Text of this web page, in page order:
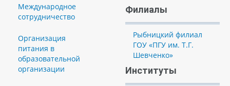
Международное
сотрудничество
Организация
питания в
образовательной
организации
Филиалы
Рыбницкий филиал
ГОУ «ПГУ им. Т.Г.
Шевченко»
Институты